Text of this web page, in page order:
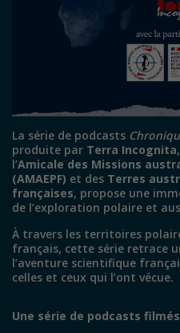
La série de podcasts
produite par Terra Incognita
l’Amicale des Missions
(AMAEPF) et des Terres
françaises, propose une
de l’exploration polaire et
À travers les territoires
français, cette série retrace
l’aventure scientifique
celles et ceux qui l’ont vécue.
Une série de podcasts